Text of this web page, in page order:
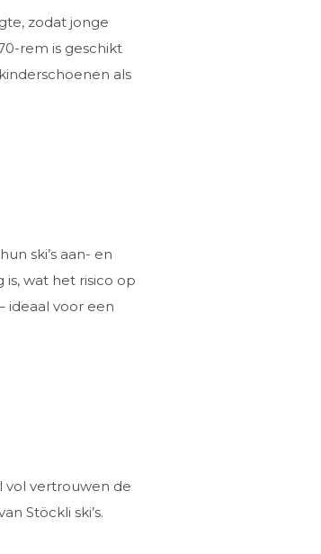
zodat jonge
rem is geschikt
als
ski’s aan- en
wat het risico op
ideaal voor een
vol vertrouwen de
Stöckli ski’s.